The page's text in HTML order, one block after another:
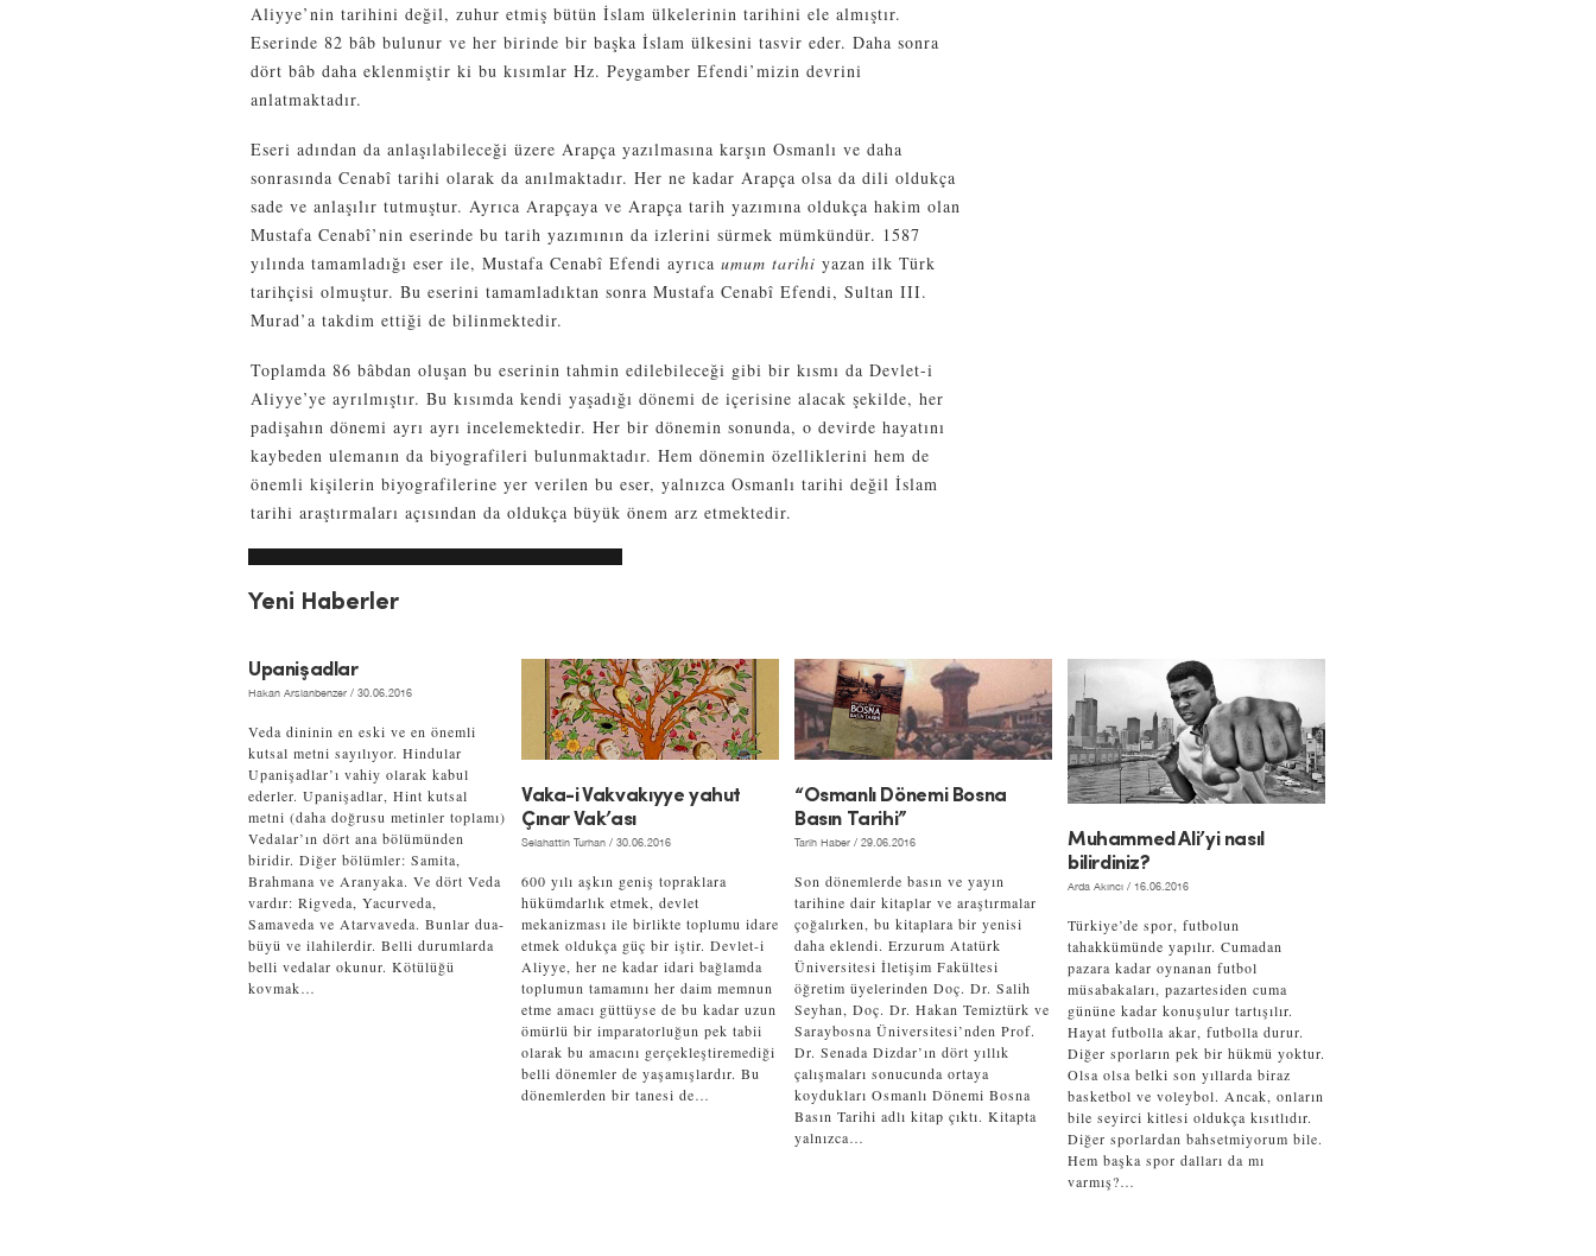
Aliyye’nin tarihini değil, zuhur etmiş bütün İslam ülkelerinin tarihini ele almıştır.
Eserinde 82 bâb bulunur ve her birinde bir başka İslam ülkesini tasvir eder. Daha sonra
dört bâb daha eklenmiştir ki bu kısımlar Hz. Peygamber Efendi’mizin devrini
anlatmaktadır.
Eseri adından da anlaşılabileceği üzere Arapça yazılmasına karşın Osmanlı ve daha
sonrasında Cenabî tarihi olarak da anılmaktadır. Her ne kadar Arapça olsa da dili oldukça
sade ve anlaşılır tutmuştur. Ayrıca Arapçaya ve Arapça tarih yazımına oldukça hakim olan
Mustafa Cenabî’nin eserinde bu tarih yazımının da izlerini sürmek mümkündür. 1587
yılında tamamladığı eser ile, Mustafa Cenabî Efendi ayrıca umum tarihi yazan ilk Türk
tarihçisi olmuştur. Bu eserini tamamladıktan sonra Mustafa Cenabî Efendi, Sultan III.
Murad’a takdim ettiği de bilinmektedir.
Toplamda 86 bâbdan oluşan bu eserinin tahmin edilebileceği gibi bir kısmı da Devlet-i
Aliyye’ye ayrılmıştır. Bu kısımda kendi yaşadığı dönemi de içerisine alacak şekilde, her
padişahın dönemi ayrı ayrı incelemektedir. Her bir dönemin sonunda, o devirde hayatını
kaybeden ulemanın da biyografileri bulunmaktadır. Hem dönemin özelliklerini hem de
önemli kişilerin biyografilerine yer verilen bu eser, yalnızca Osmanlı tarihi değil İslam
tarihi araştırmaları açısından da oldukça büyük önem arz etmektedir.
Yeni Haberler
Upanişadlar
Hakan Arslanbenzer / 30.06.2016
Veda dininin en eski ve en önemli
kutsal metni sayılıyor. Hindular
Upanişadlar’ı vahiy olarak kabul
ederler. Upanişadlar, Hint kutsal
metni (daha doğrusu metinler toplamı)
Vedalar’ın dört ana bölümünden
biridir. Diğer bölümler: Samita,
Brahmana ve Aranyaka. Ve dört Veda
vardır: Rigveda, Yacurveda,
Samaveda ve Atarvaveda. Bunlar dua-
büyü ve ilahilerdir. Belli durumlarda
belli vedalar okunur. Kötülüğü
kovmak…
Vaka-i Vakvakıyye yahut
Çınar Vak’ası
Selahattin Turhan / 30.06.2016
600 yılı aşkın geniş topraklara
hükümdarlık etmek, devlet
mekanizması ile birlikte toplumu idare
etmek oldukça güç bir iştir. Devlet-i
Aliyye, her ne kadar idari bağlamda
toplumun tamamını her daim memnun
etme amacı güttüyse de bu kadar uzun
ömürlü bir imparatorluğun pek tabii
olarak bu amacını gerçekleştiremediği
belli dönemler de yaşamışlardır. Bu
dönemlerden bir tanesi de…
“Osmanlı Dönemi Bosna
Basın Tarihi”
Tarih Haber / 29.06.2016
Son dönemlerde basın ve yayın
tarihine dair kitaplar ve araştırmalar
çoğalırken, bu kitaplara bir yenisi
daha eklendi. Erzurum Atatürk
Üniversitesi İletişim Fakültesi
öğretim üyelerinden Doç. Dr. Salih
Seyhan, Doç. Dr. Hakan Temiztürk ve
Saraybosna Üniversitesi’nden Prof.
Dr. Senada Dizdar’ın dört yıllık
çalışmaları sonucunda ortaya
koydukları Osmanlı Dönemi Bosna
Basın Tarihi adlı kitap çıktı. Kitapta
yalnızca…
Muhammed Ali’yi nasıl
bilirdiniz?
Arda Akıncı / 16.06.2016
Türkiye’de spor, futbolun
tahakkümünde yapılır. Cumadan
pazara kadar oynanan futbol
müsabakaları, pazartesiden cuma
gününe kadar konuşulur tartışılır.
Hayat futbolla akar, futbolla durur.
Diğer sporların pek bir hükmü yoktur.
Olsa olsa belki son yıllarda biraz
basketbol ve voleybol. Ancak, onların
bile seyirci kitlesi oldukça kısıtlıdır.
Diğer sporlardan bahsetmiyorum bile.
Hem başka spor dalları da mı
varmış?…